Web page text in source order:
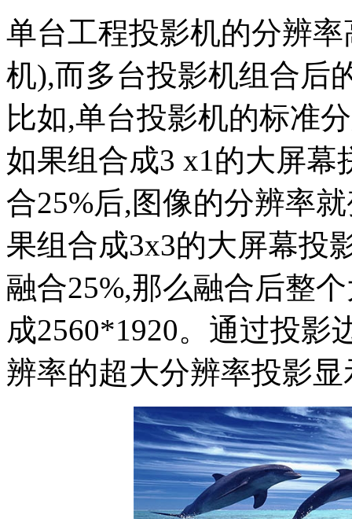
单台工程投影机的分辨
机),而多台投影机组合后
比如,单台投影机的标准
如果组合成3 x1的大屏
合25%后,图像的分辨率
果组合成3x3的大屏幕投
融合25%,那么融合后整
成2560*1920。通过投影
辨率的超大分辨率投影